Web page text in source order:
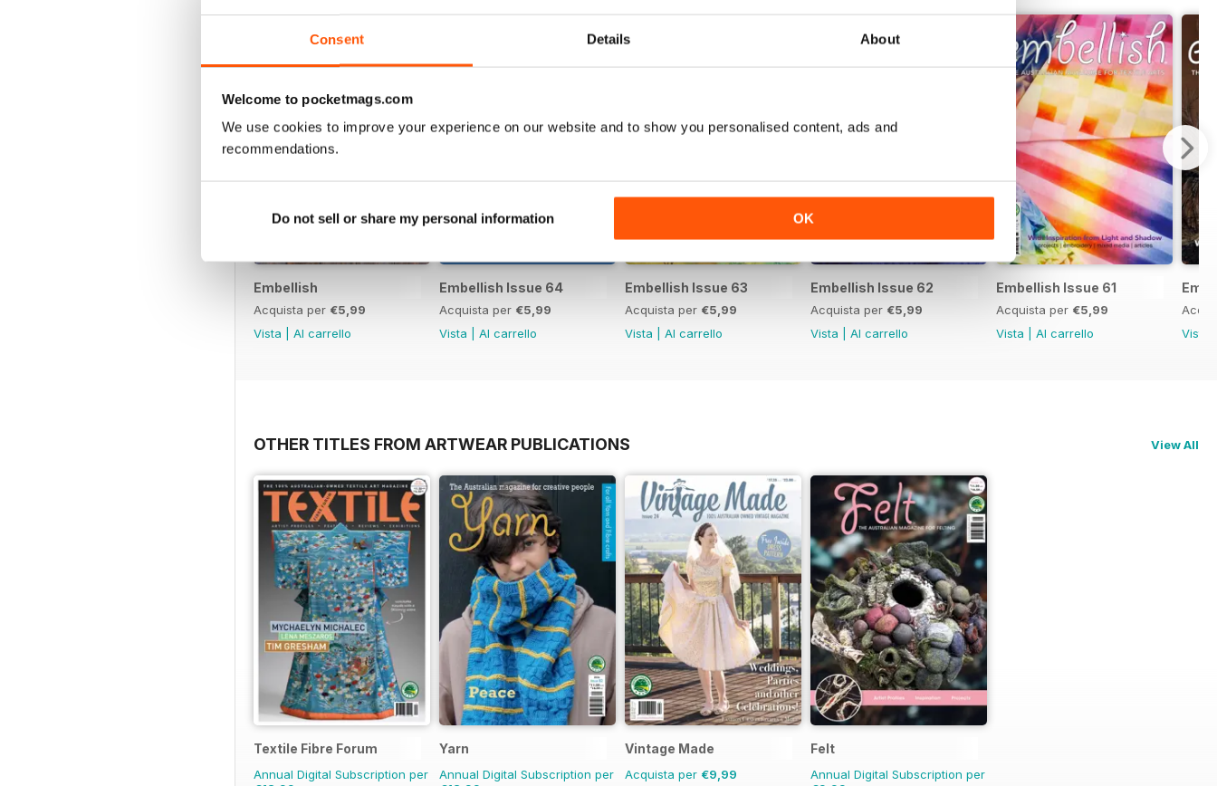
Consent Details About
Welcome to pocketmags.com
We use cookies to improve your experience on our website and to show you personalised content, ads and
recommendations.
Do not sell or share my personal information OK
Embellish
Acquista per €5,99
Vista
Al carrello
Embellish Issue 64
Acquista per €5,99
Vista
Al carrello
Embellish Issue 63
Acquista per €5,99
Vista
Al carrello
Embellish Issue 62
Acquista per €5,99
Vista
Al carrello
Embellish Issue 61
Acquista per €5,99
Vista
Al carrello
Vista
OTHER TITLES FROM ARTWEAR PUBLICATIONS View All
Textile Fibre Forum
Annual Digital Subscription per
Yarn
Annual Digital Subscription per
Vintage Made
Acquista per €9,99
Felt
Annual Digital Subscription per